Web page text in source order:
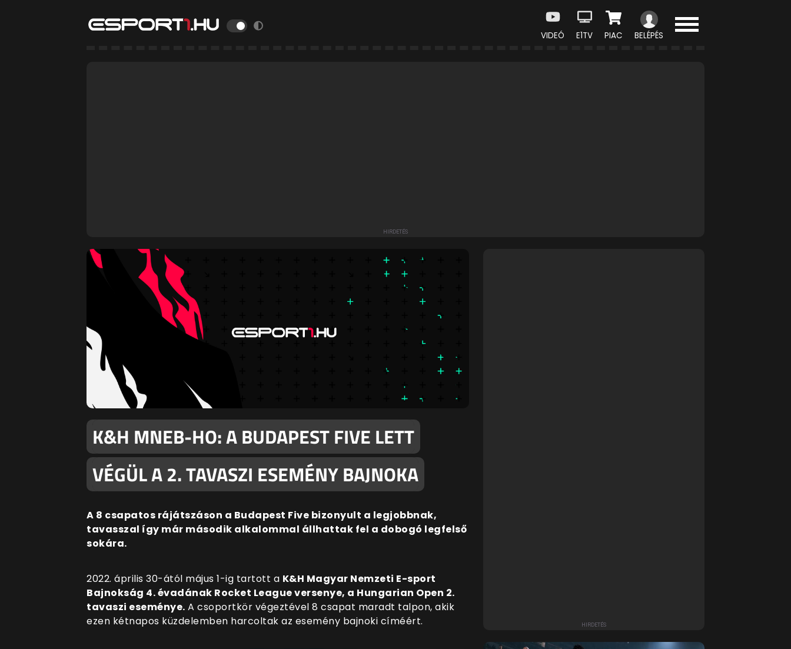
VIDEÓ E1TV PIAC BELÉPÉS
K&H MNEB-HO: A BUDAPEST FIVE LETT
VÉGÜL A 2. TAVASZI ESEMÉNY BAJNOKA
A 8 csapatos rájátszáson a Budapest Five bizonyult a legjobbnak,
tavasszal így már második alkalommal állhattak fel a dobogó legfelső
sokára.
2022. április 30-ától május 1-ig tartott a K&H Magyar Nemzeti E-sport
Bajnokság 4. évadának Rocket League versenye, a Hungarian Open 2.
tavaszi eseménye. A csoportkör végeztével 8 csapat maradt talpon, akik
ezen kétnapos küzdelemben harcoltak az esemény bajnoki címéért.